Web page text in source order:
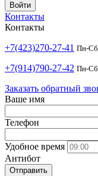
Войти
Контакты
Контакты
+7(423)270-27-41 Пн-
+7(914)790-27-42 Пн-
Заказать обратный
Ваше имя
Телефон
Удобное время
Антибот
Отправить